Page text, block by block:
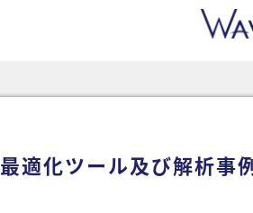
最適化ツール及び解析事